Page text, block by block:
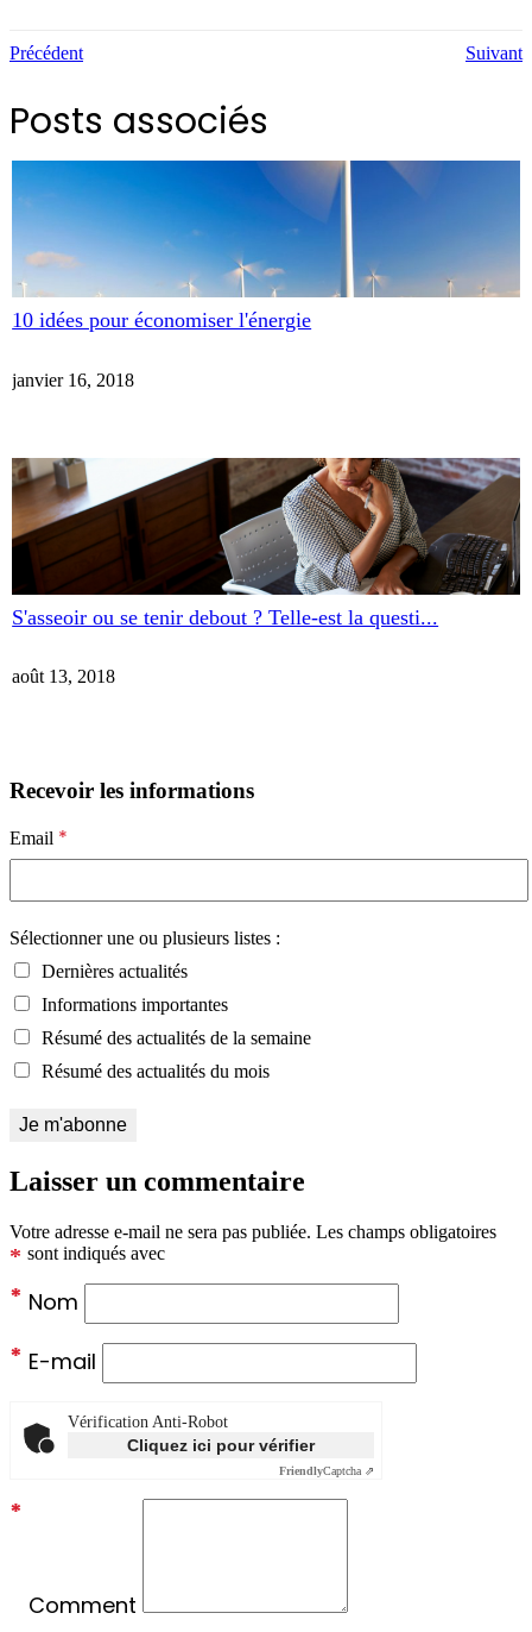
Précédent Suivant
Posts associés
10 idées pour économiser l'énergie
janvier 16, 2018
S'asseoir ou se tenir debout ? Telle-est la questi...
août 13, 2018
Recevoir les informations
Email *
Sélectionner une ou plusieurs listes :
Dernières actualités
Informations importantes
Résumé des actualités de la semaine
Résumé des actualités du mois
Laisser un commentaire
Votre adresse e-mail ne sera pas publiée. Les champs obligatoires
sont indiqués avec
*
Nom
*
E-mail
*
Vérification Anti-Robot
Cliquez ici pour vérifier
FriendlyCaptcha ⇗
Comment
*